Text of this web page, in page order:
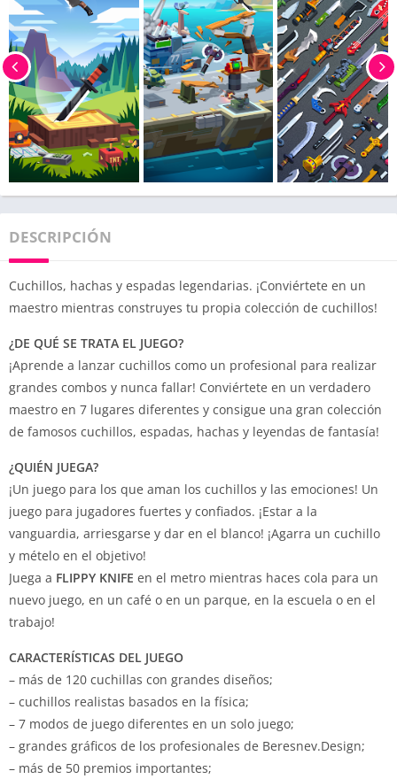
DESCRIPCIÓN
Cuchillos, hachas y espadas legendarias. ¡Conviértete en un
maestro mientras construyes tu propia colección de cuchillos!
¿DE QUÉ SE TRATA EL JUEGO?
¡Aprende a lanzar cuchillos como un profesional para realizar
grandes combos y nunca fallar! Conviértete en un verdadero
maestro en 7 lugares diferentes y consigue una gran colección
de famosos cuchillos, espadas, hachas y leyendas de fantasía!
¿QUIÉN JUEGA?
¡Un juego para los que aman los cuchillos y las emociones! Un
juego para jugadores fuertes y confiados. ¡Estar a la
vanguardia, arriesgarse y dar en el blanco! ¡Agarra un cuchillo
y mételo en el objetivo!
Juega a FLIPPY KNIFE en el metro mientras haces cola para un
nuevo juego, en un café o en un parque, en la escuela o en el
trabajo!
CARACTERÍSTICAS DEL JUEGO
– más de 120 cuchillas con grandes diseños;
– cuchillos realistas basados en la física;
– 7 modos de juego diferentes en un solo juego;
– grandes gráficos de los profesionales de Beresnev.Design;
– más de 50 premios importantes;